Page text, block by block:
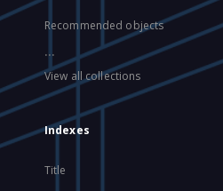
Recommended objects
...
View all collections
Indexes
Title